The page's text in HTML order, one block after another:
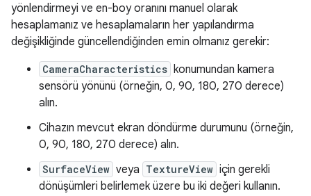
yönlendirmeyi ve en-boy oranını manuel olarak
hesaplamanız ve hesaplamaların her yapılandırma
değişikliğinde güncellendiğinden emin olmanız gerekir:
CameraCharacteristics konumundan kamera
sensörü yönünü (örneğin, 0, 90, 180, 270 derece)
alın.
Cihazın mevcut ekran döndürme durumunu (örneğin,
0, 90, 180, 270 derece) alın.
SurfaceView veya TextureView için gerekli
dönüşümleri belirlemek üzere bu iki değeri kullanın.